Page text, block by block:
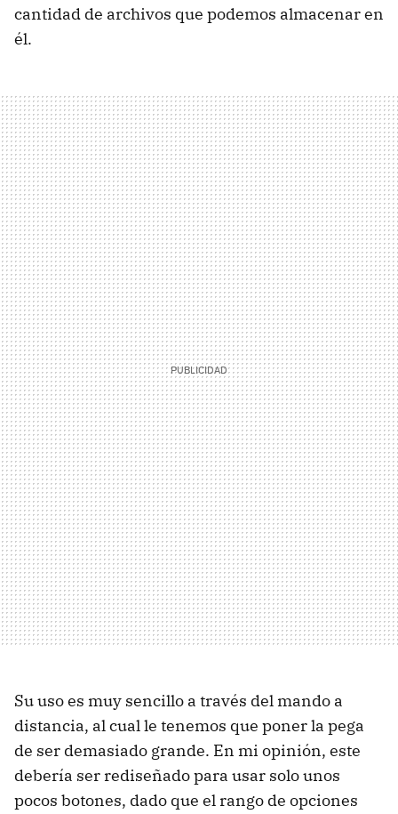
cantidad de archivos que podemos almacenar en
él.
Su uso es muy sencillo a través del mando a
distancia, al cual le tenemos que poner la pega
de ser demasiado grande. En mi opinión, este
debería ser rediseñado para usar solo unos
pocos botones, dado que el rango de opciones